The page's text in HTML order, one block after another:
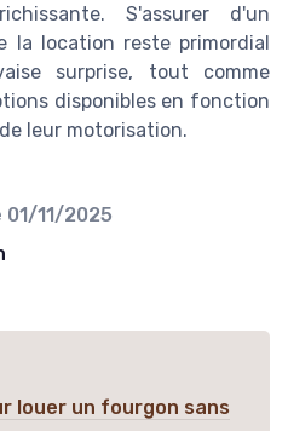
S'assurer d'un
la location reste primordial
surprise, tout comme
disponibles en fonction
leur motorisation.
01/11/2025
louer un fourgon sans